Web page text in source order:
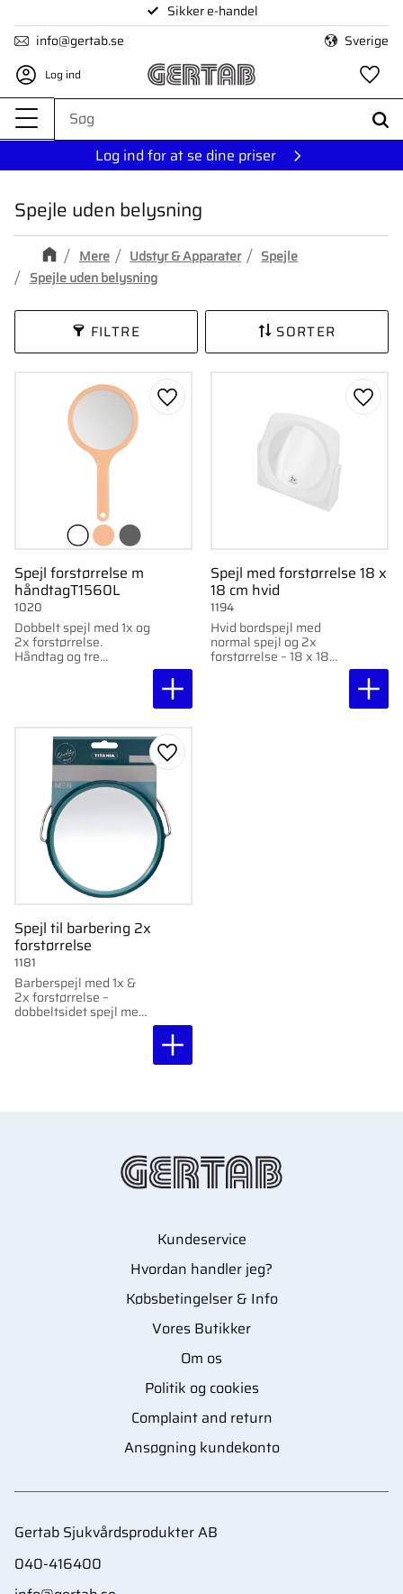
Menu
Sikker e-handel
info@gertab.se
Sverige
Log ind
Log ind for at se dine priser
Spejle uden belysning
Mere Udstyr & Apparater
Spejle
Spejle uden belysning
FILTRE SORTER
Spejl forstørrelse m
håndtagT1560L
Dobbelt spejl med 1x og
2x forstørrelse.
Håndtag og tre
farvevalg.
1020
Gem som favorit
Spejl med forstørrelse 18 x
18 cm hvid
Hvid bordspejl med
normal spejl og 2x
forstørrelse – 18 x 18
1194
Gem
Spejl til barbering 2x
forstørrelse
Barberspejl med 1x &
2x forstørrelse –
dobbeltsidet spejl med
1181
Gem som favorit
Kundeservice
Hvordan handler jeg?
Købsbetingelser & Info
Vores Butikker
Om os
Politik og cookies
Complaint and return
Ansøgning kundekonto
Gertab Sjukvårdsprodukter AB
040-416400